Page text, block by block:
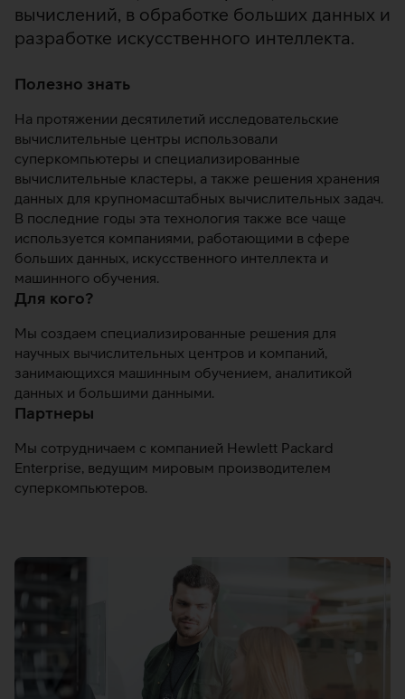
вычислений, в обработке больших данных и
разработке искусственного интеллекта.
Полезно знать
На протяжении десятилетий исследовательские
вычислительные центры использовали
суперкомпьютеры и специализированные
вычислительные кластеры, а также решения хранения
данных для крупномасштабных вычислительных задач.
В последние годы эта технология также все чаще
используется компаниями, работающими в сфере
больших данных, искусственного интеллекта и
машинного обучения.
Для кого?
Мы создаем специализированные решения для
научных вычислительных центров и компаний,
занимающихся машинным обучением, аналитикой
данных и большими данными.
Партнеры
Мы сотрудничаем с компанией Hewlett Packard
Enterprise, ведущим мировым производителем
суперкомпьютеров.